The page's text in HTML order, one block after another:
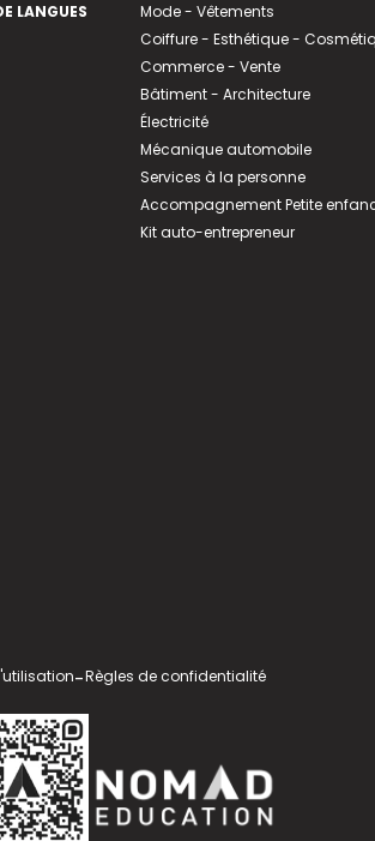
LANGUES
Mode - Vêtements
Coiffure - Esthétique -
Commerce - Vente
Bâtiment - Architecture
Électricité
Mécanique automobile
Services à la personne
Accompagnement Petite
Kit auto-entrepreneur
-Règles de confidentialité